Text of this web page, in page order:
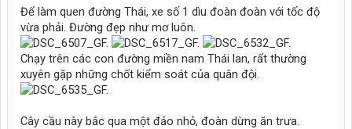
Để làm quen đường Thái, xe số 1 dìu đoàn đoàn với tốc độ
vừa phải. Đường đẹp như mơ luôn.
Chạy trên các con đường miền nam Thái lan, rất thường
xuyên gặp những chốt kiểm soát của quân đội.
Cây cầu này bắc qua một đảo nhỏ, đoàn dừng ăn trưa.